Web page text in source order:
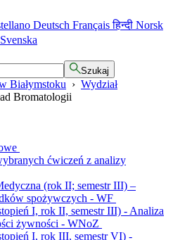
Deutsch Françaisहिन्दी Norsk
Svenska
Szukaj
Białymstoku › Wydział
Bromatologii
ćwiczeń z analizy
(rok II; semestr III) –
spożywczych - WF
I, rok II, semestr III) - Analiza
żywności - WNoZ
I, rok III, semestr VI) -